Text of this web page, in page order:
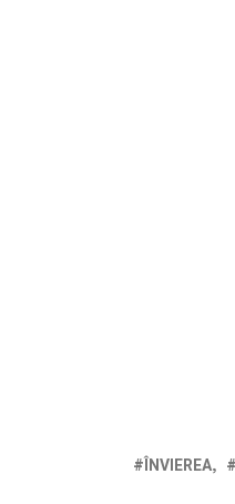
ÎNVIEREA